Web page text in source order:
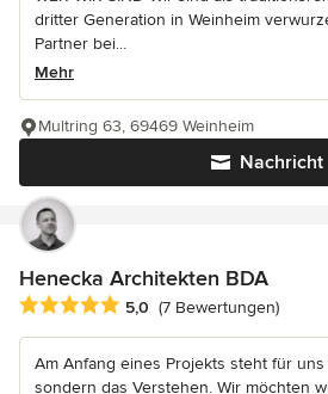
dritter Generation in Weinheim
Partner bei...
Mehr
Nachricht
Multring 63, 69469 Weinheim
Henecka Architekten BDA
Durchschnittliche Bewertung: 5 von 5
5,0 (7 Bewertungen)
Am Anfang eines Projekts steht für
sondern das Verstehen. Wir möchten